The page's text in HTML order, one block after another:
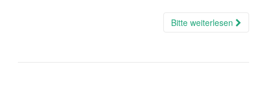
Bitte weiterlesen